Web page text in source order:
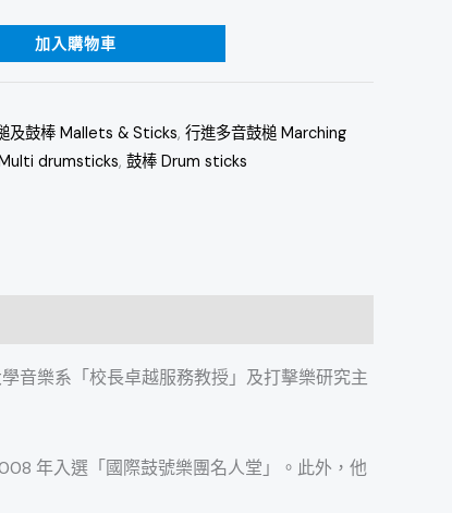
加入購物車
及鼓棒 Mallets & Sticks, 行進多音鼓槌 Marching
drumsticks, 鼓棒 Drum sticks
音樂系「校長卓越服務教授」及打擊樂研究主
年入選「國際鼓號樂團名人堂」。此外，他